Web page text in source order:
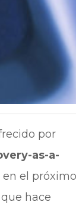
por
as-a-
en el próximo
hace